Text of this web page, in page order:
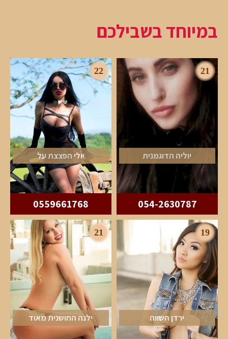
במיוחד בשבילכם
21
יוליה הדוגמנית
054-2630787
22
יולי הפצצת על
0559661768
19
ירדן השווה
21
ילנה החושנית מאוד